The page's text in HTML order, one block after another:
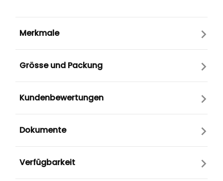
Merkmale
Grösse und Packung
Kundenbewertungen
Dokumente
Verfügbarkeit